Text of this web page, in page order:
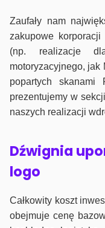
Zaufały nam
zakupowe
(np. realizacje
motoryzacyjnego, jak
popartych
prezentujemy w sekcji
naszych realizacji
Dźwignia
logo
Całkowity koszt
obejmuje cenę